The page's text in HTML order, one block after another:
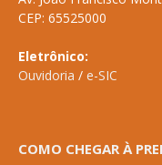
CEP: 65525000
Eletrônico:
Ouvidoria / e-SIC
COMO CHEGAR À